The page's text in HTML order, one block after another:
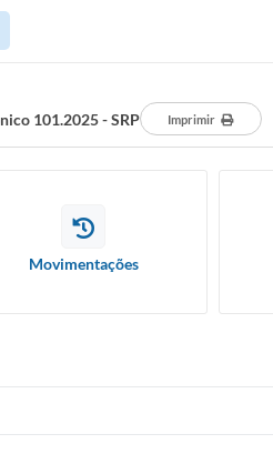
101.2025 - SRP Imprimir
Movimentações